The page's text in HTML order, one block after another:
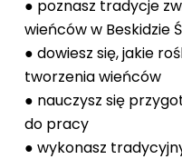
● poznasz tradycje
wieńców w Beskidzie
● dowiesz się, jakie
tworzenia wieńców
● nauczysz się
do pracy
● wykonasz